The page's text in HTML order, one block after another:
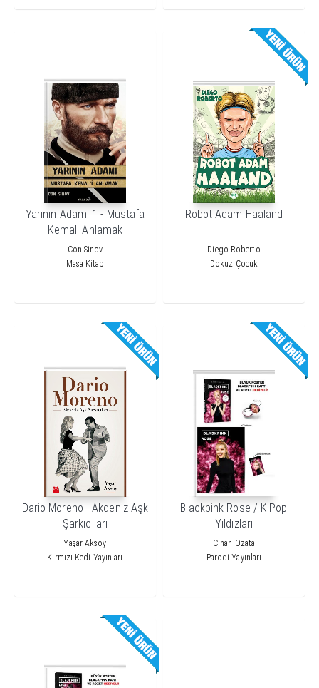
Yarının Adamı 1 - Mustafa
Kemali Anlamak
Con Sinov
Masa Kitap
Robot Adam Haaland
Diego Roberto
Dokuz Çocuk
Dario Moreno - Akdeniz Aşk
Şarkıcıları
Yaşar Aksoy
Kırmızı Kedi Yayınları
Blackpink Rose / K-Pop
Yıldızları
Cihan Özata
Parodi Yayınları